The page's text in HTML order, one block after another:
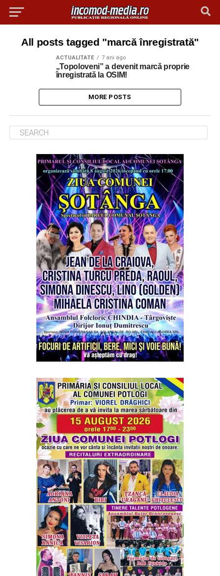
All posts tagged "marcă înregistrată"
ACTUALITATE 7 ani ago
„Topoloveni” a devenit marcă proprie
înregistrată la OSIM!
MORE POSTS